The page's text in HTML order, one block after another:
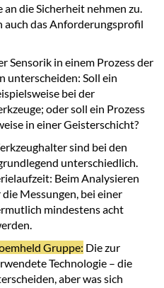
die Sicherheit nehmen zu.
das Anforderungsprofil
Sensorik in einem Prozess der
unterscheiden: Soll ein
bei der
oder soll ein Prozess
in einer Geisterschicht?
sind bei den
unterschiedlich.
Beim Analysieren
Messungen, bei einer
mindestens acht
Gruppe: Die zur
Technologie – die
aber was sich